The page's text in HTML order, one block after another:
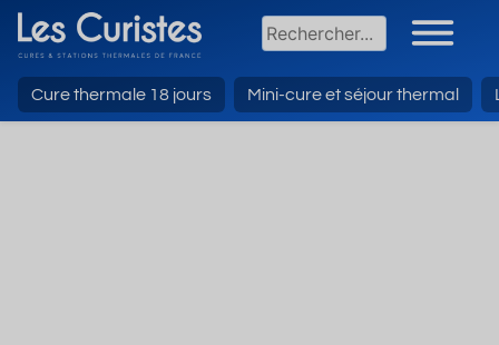
Cure thermale 18 jours Mini-cure et séjour thermal